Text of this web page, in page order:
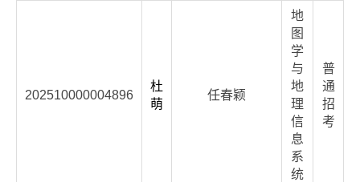
202510000004896
杜
萌
任春颖
地
图
学
与
地
理
信
息
系
统
普
通
招
考